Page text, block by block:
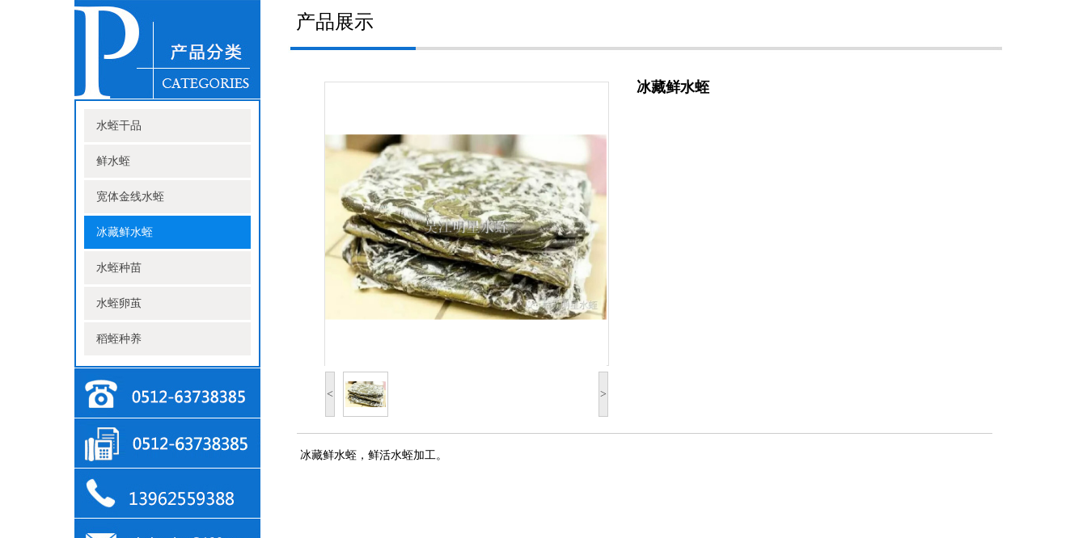
水蛭干品
鲜水蛭
宽体金线水蛭
冰藏鲜水蛭
水蛭种苗
水蛭卵茧
稻蛭种养
产品展示
< >
冰藏鲜水蛭
冰藏鲜水蛭，鲜活水蛭加工。